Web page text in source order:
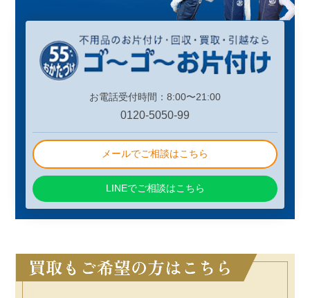
お電話受付時間：8:00〜21:00
0120-5050-99
メールでご相談はこちら
LINEでご相談はこちら